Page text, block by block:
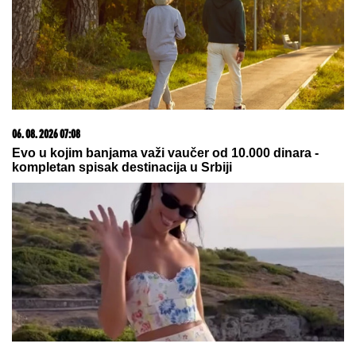
Ti nju još voliš: Bebica i posle raskida sa Teodorom
ima samo reči hvale za nju, ne krije koliko mu je lepa!
(VIDEO)